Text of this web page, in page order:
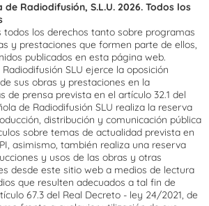
Radiodifusión, S.L.U. 2026. Todos los
los derechos tanto sobre programas
y prestaciones que formen parte de ellos,
publicados en esta página web.
SLU ejerce la oposición
sus obras y prestaciones en la
de prensa prevista en el artículo 32.1 del
de Radiodifusión SLU realiza la reserva
distribución y comunicación pública
sobre temas de actualidad prevista en
asimismo, también realiza una reserva
y usos de las obras y otras
desde este sitio web a medios de lectura
que resulten adecuados a tal fin de
67.3 del Real Decreto - ley 24/2021, de